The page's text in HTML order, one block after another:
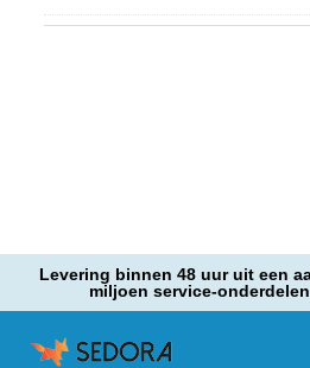
Levering binnen 48 uur uit een
miljoen service-